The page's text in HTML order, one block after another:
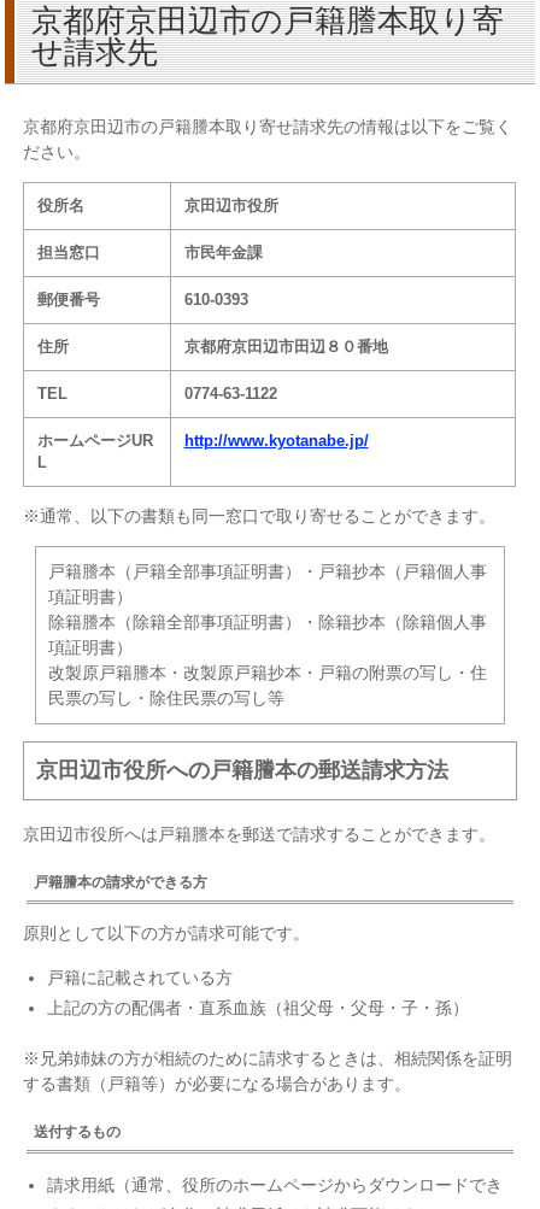
京都府京田辺市の戸籍謄本取り寄
せ請求先
京都府京田辺市の戸籍謄本取り寄せ請求先の情報は以下をご覧く
ださい。
役所名 京田辺市役所
担当窓口 市民年金課
郵便番号 610-0393
住所 京都府京田辺市田辺８０番地
TEL 0774-63-1122
ホームページUR
L
http://www.kyotanabe.jp/
※通常、以下の書類も同一窓口で取り寄せることができます。
戸籍謄本（戸籍全部事項証明書）・戸籍抄本（戸籍個人事
項証明書）
除籍謄本（除籍全部事項証明書）・除籍抄本（除籍個人事
項証明書）
改製原戸籍謄本・改製原戸籍抄本・戸籍の附票の写し・住
民票の写し・除住民票の写し等
京田辺市役所への戸籍謄本の郵送請求方法
京田辺市役所へは戸籍謄本を郵送で請求することができます。
戸籍謄本の請求ができる方
原則として以下の方が請求可能です。
戸籍に記載されている方
上記の方の配偶者・直系血族（祖父母・父母・子・孫）
※兄弟姉妹の方が相続のために請求するときは、相続関係を証明
する書類（戸籍等）が必要になる場合があります。
送付するもの
請求用紙（通常、役所のホームページからダウンロードでき